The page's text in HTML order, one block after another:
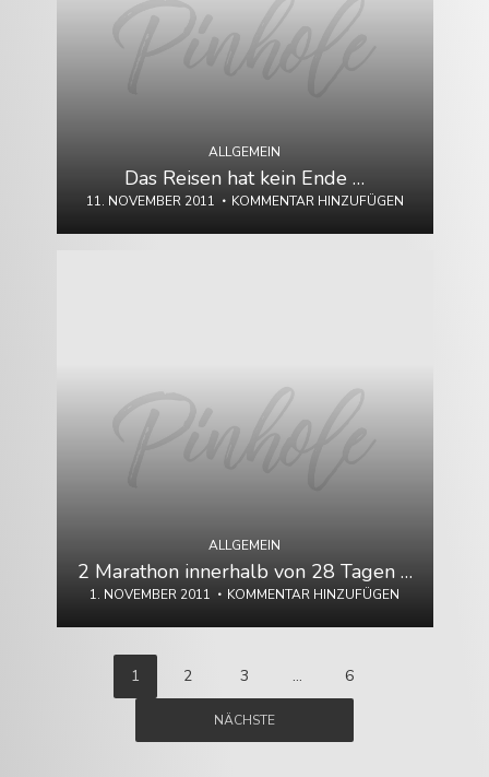
ALLGEMEIN
Das Reisen hat kein Ende …
11. NOVEMBER 2011 KOMMENTAR HINZUFÜGEN
ALLGEMEIN
2 Marathon innerhalb von 28 Tagen …
1. NOVEMBER 2011 KOMMENTAR HINZUFÜGEN
Seitennummerierung
Beiträge
1 2 3 … 6
NÄCHSTE